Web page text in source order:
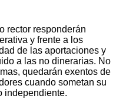
rector responderán
y frente a los
de las aportaciones y
a las no dinerarias. No
quedarán exentos de
cuando sometan su
independiente.